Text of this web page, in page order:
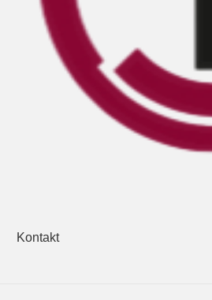
Kontakt